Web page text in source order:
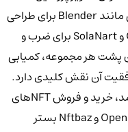
استفاده می‌شوند. برای این کار، ابزارهایی مانند Blender برای طراحی
سه‌بعدی، یا پلتفرم‌هایی مثل Omnuum و SolaNart برای ضرب و
پشت هر مجموعه، کمیابی
آن نقش کلیدی دارد.
خرید و فروش NFTهای
و Nftbaz بستر